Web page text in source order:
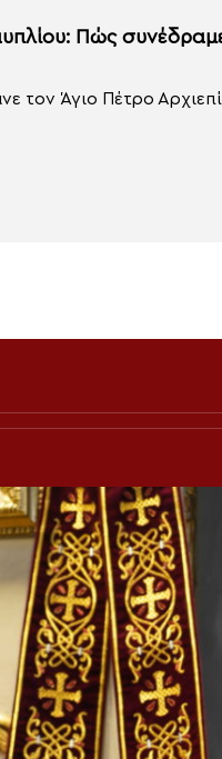
Πώς
τον Άγιο Πέτρο